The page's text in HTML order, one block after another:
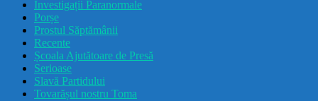
Investigații Paranormale
Porșe
Prostul Săptămânii
Recente
Școala Ajutătoare de Presă
Serioase
Slavă Partidului
Tovarășul nostru Toma